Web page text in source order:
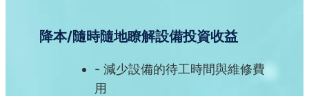
降本/隨時隨地瞭解設備投資收益
減少設備的待工時間與維修費
用